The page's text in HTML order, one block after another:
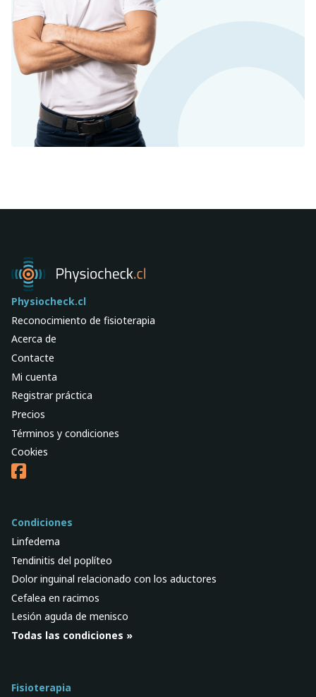
Physiocheck.cl
Reconocimiento de fisioterapia
Acerca de
Contacte
Mi cuenta
Registrar práctica
Precios
Términos y condiciones
Cookies
Condiciones
Linfedema
Tendinitis del poplíteo
Dolor inguinal relacionado con los aductores
Cefalea en racimos
Lesión aguda de menisco
Todas las condiciones »
Fisioterapia